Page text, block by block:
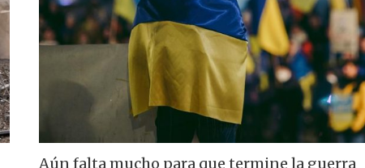
Aún falta mucho para que termine la guerra